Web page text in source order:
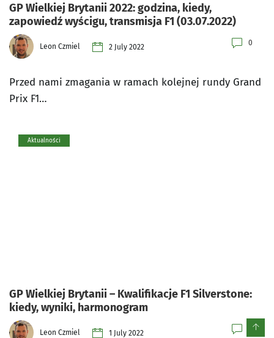
GP Wielkiej Brytanii 2022: godzina, kiedy,
zapowiedź wyścigu, transmisja F1 (03.07.2022)
Leon Czmiel 2 July 2022 0
Przed nami zmagania w ramach kolejnej rundy Grand
Prix F1…
Aktualności
GP Wielkiej Brytanii – Kwalifikacje F1 Silverstone:
kiedy, wyniki, harmonogram
Leon Czmiel 1 July 2022